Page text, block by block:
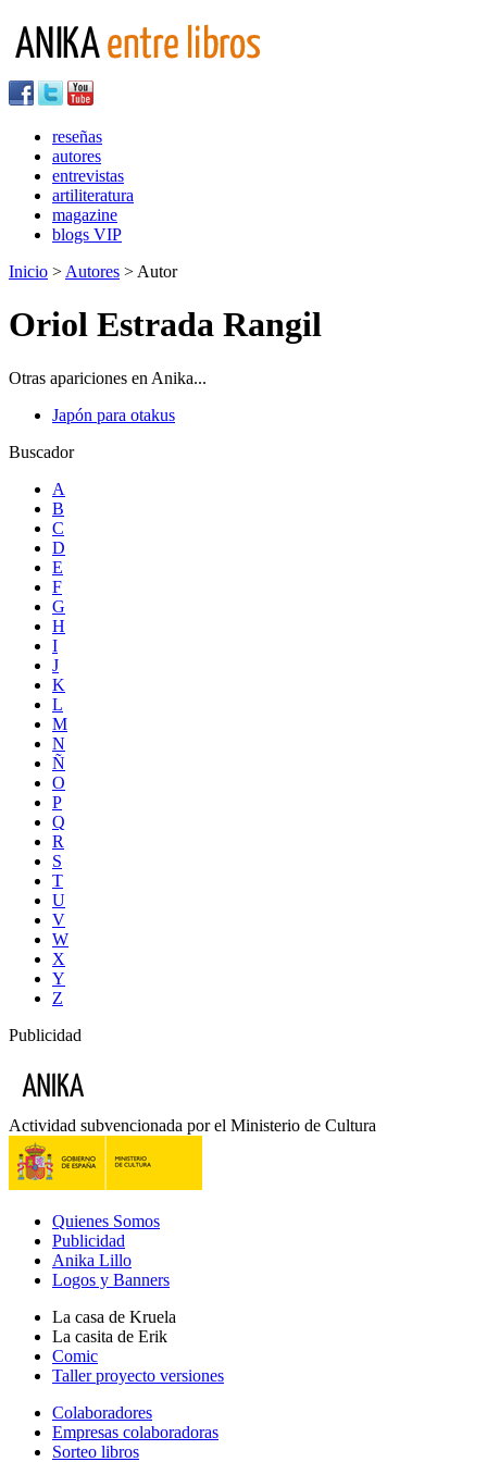
reseñas
autores
entrevistas
artiliteratura
magazine
blogs VIP
Inicio > Autores > Autor
Oriol Estrada Rangil
Otras apariciones en Anika...
Japón para otakus
Buscador
A
B
C
D
E
F
G
H
I
J
K
L
M
N
Ñ
O
P
Q
R
S
T
U
V
W
X
Y
Z
Publicidad
Actividad subvencionada por el Ministerio de Cultura
Quienes Somos
Publicidad
Anika Lillo
Logos y Banners
La casa de Kruela
La casita de Erik
Comic
Taller proyecto versiones
Colaboradores
Empresas colaboradoras
Sorteo libros